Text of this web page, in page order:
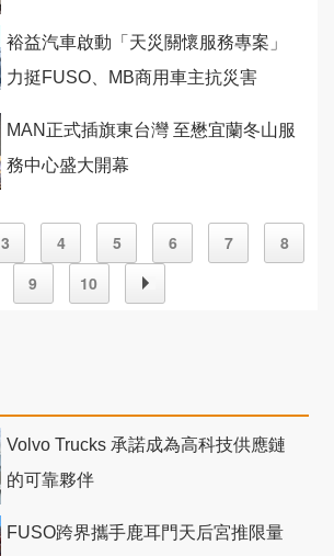
裕益汽車啟動「天災關懷服務專案」
力挺FUSO、MB商用車主抗災害
MAN正式插旗東台灣 至懋宜蘭冬山服
務中心盛大開幕
3 4 5 6 7
8
9
10
Volvo Trucks 承諾成為高科技供應鏈
的可靠夥伴
FUSO跨界攜手鹿耳門天后宮推限量